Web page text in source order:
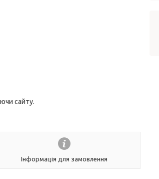
сайту.
Інформація для замовлення